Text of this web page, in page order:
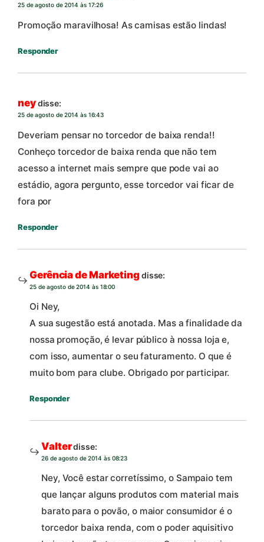
25 de agosto de 2014 às 17:26
Promoção maravilhosa! As camisas estão lindas!
Responder
neydisse:
25 de agosto de 2014 às 16:43
Deveriam pensar no torcedor de baixa renda!!
Conheço torcedor de baixa renda que não tem
acesso a internet mais sempre que pode vai ao
estádio, agora pergunto, esse torcedor vai ficar de
fora por
Responder
Gerência de Marketingdisse:
25 de agosto de 2014 às 18:00
Oi Ney,
A sua sugestão está anotada. Mas a finalidade da
nossa promoção, é levar público à nossa loja e,
com isso, aumentar o seu faturamento. O que é
muito bom para clube. Obrigado por participar.
Responder
Valterdisse:
26 de agosto de 2014 às 08:23
Ney, Você estar corretíssimo, o Sampaio tem
que lançar alguns produtos com material mais
barato para o povão, o maior consumidor é o
torcedor baixa renda, com o poder aquisitivo